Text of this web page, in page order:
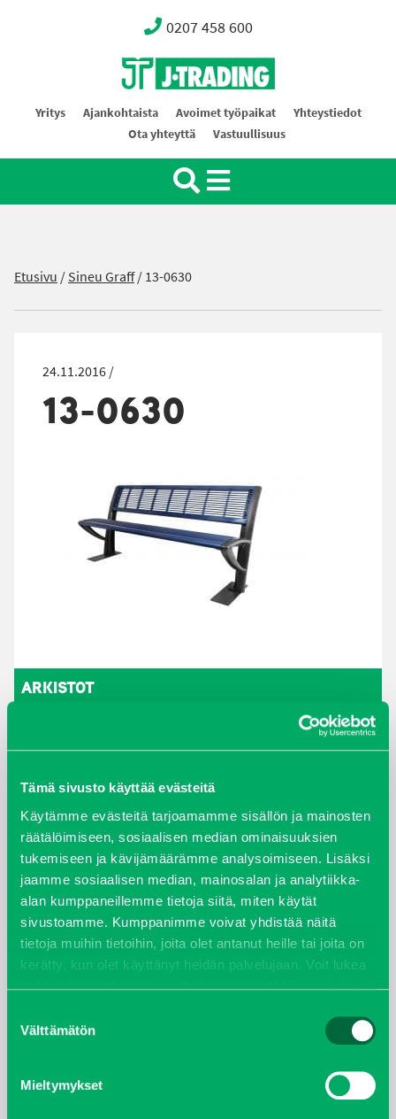
Tämä sivusto käyttää evästeitä
Käytämme evästeitä tarjoamamme sisällön ja mainosten
räätälöimiseen, sosiaalisen median ominaisuuksien
tukemiseen ja kävijämäärämme analysoimiseen. Lisäksi
jaamme sosiaalisen median, mainosalan ja analytiikka-
alan kumppaneillemme tietoja siitä, miten käytät
sivustoamme. Kumppanimme voivat yhdistää näitä
tietoja muihin tietoihin, joita olet antanut heille tai joita on
kerätty, kun olet käyttänyt heidän palvelujaan. Voit lukea
lisää evästeistä sekä muuttaa hyväksyntääsievästeet
valinta
Välttämätön
Mieltymykset
0207 458 600
Oy J-Trading Ab
Yritys Ajankohtaista Avoimet työpaikat
Yhteystiedot
Ota yhteyttä
Vastuullisuus
Etusivu /Sineu Graff/13-0630
24.11.2016 /
13-0630
ARKISTOT
syyskuu 2023
joulukuu 2022
huhtikuu 2022
helmikuu 2022
joulukuu 2021
lokakuu 2021
kesäkuu 2021